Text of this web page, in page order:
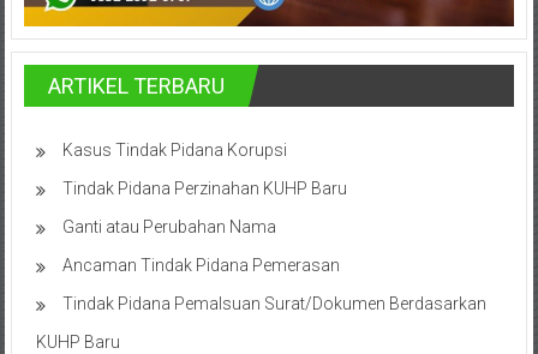
Kendari,
Riau,
Pekanbaru,
Bengkulu,
Mukomuko,
Gunung
Kidul,
ARTIKEL TERBARU
Kasus Tindak Pidana Korupsi
Tindak Pidana Perzinahan KUHP Baru
Ganti atau Perubahan Nama
Ancaman Tindak Pidana Pemerasan
Tindak Pidana Pemalsuan Surat/Dokumen Berdasarkan
KUHP Baru